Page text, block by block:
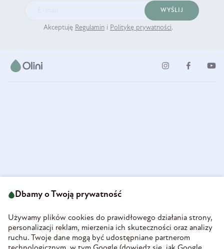
WYŚLIJ
Akceptuję Regulamin i Politykę prywatności.
58-160 Świebodzice
REGON 890213034
INFORMACJE
Dbamy o Twoją prywatność
Używamy plików cookies do prawidłowego działania strony,
personalizacji reklam, mierzenia ich skuteczności oraz analizy
ruchu. Twoje dane mogą być udostępniane partnerom